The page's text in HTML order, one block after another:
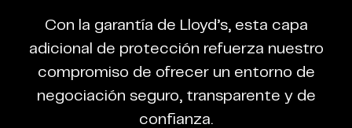
CFD
Trading
Regulated
Broker
Con la garantía de Lloyd’s, esta capa
adicional de protección refuerza nuestro
compromiso de ofrecer un entorno de
negociación seguro, transparente y de
confianza.